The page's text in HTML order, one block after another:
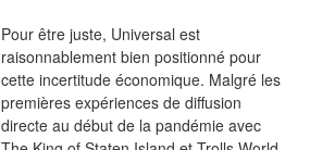
Pour être juste, Universal est
raisonnablement bien positionné pour
cette incertitude économique. Malgré les
premières expériences de diffusion
directe au début de la pandémie avec